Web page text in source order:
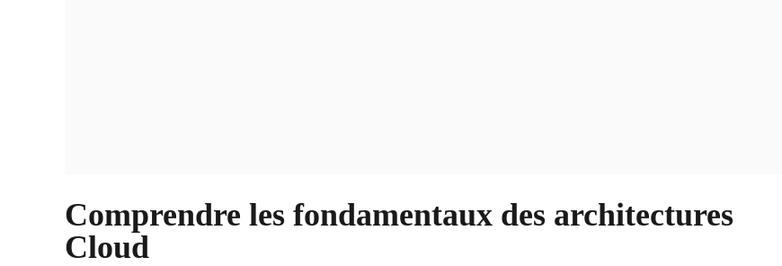
Comprendre les fondamentaux des architectures
Cloud